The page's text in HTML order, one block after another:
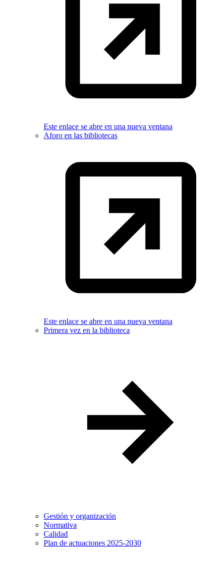
Este enlace se abre en una nueva ventana
Aforo en las bibliotecas
Este enlace se abre en una nueva ventana
Primera vez en la biblioteca
Gestión y organización
Normativa
Calidad
Plan de actuaciones 2025-2030